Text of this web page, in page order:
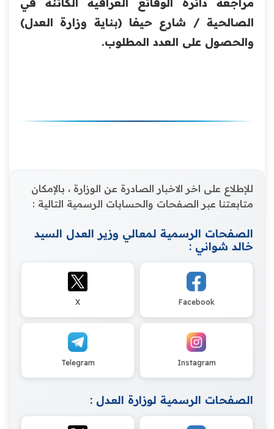
الصالحية / شارع حيفا (بناية وزارة العدل)
والحصول على العدد المطلوب.
للإطلاع على اخر الاخبار الصادرة عن الوزارة ، بالإمكان
متابعتنا عبر الصفحات والحسابات الرسمية التالية :
الصفحات الرسمية لمعالي وزير العدل السيد
خالد شواني :
Facebook
X
Instagram
Telegram
الصفحات الرسمية لوزارة العدل :